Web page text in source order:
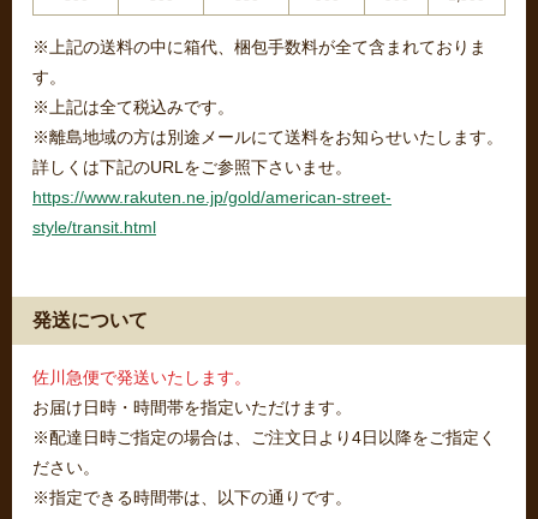
※上記の送料の中に箱代、梱包手数料が全て含まれておりま
す。
※上記は全て税込みです。
※離島地域の方は別途メールにて送料をお知らせいたします。
詳しくは下記のURLをご参照下さいませ。
https://www.rakuten.ne.jp/gold/american-street-
style/transit.html
発送について
佐川急便で発送いたします。
お届け日時・時間帯を指定いただけます。
※配達日時ご指定の場合は、ご注文日より4日以降をご指定く
ださい。
※指定できる時間帯は、以下の通りです。